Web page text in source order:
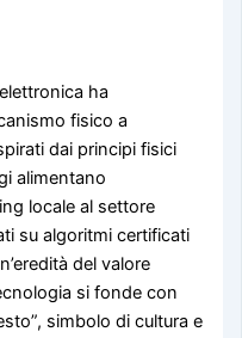
ha
fisico a
dai principi fisici
alimentano
locale al settore
su algoritmi certificati
del valore
si fonde con
simbolo di cultura e